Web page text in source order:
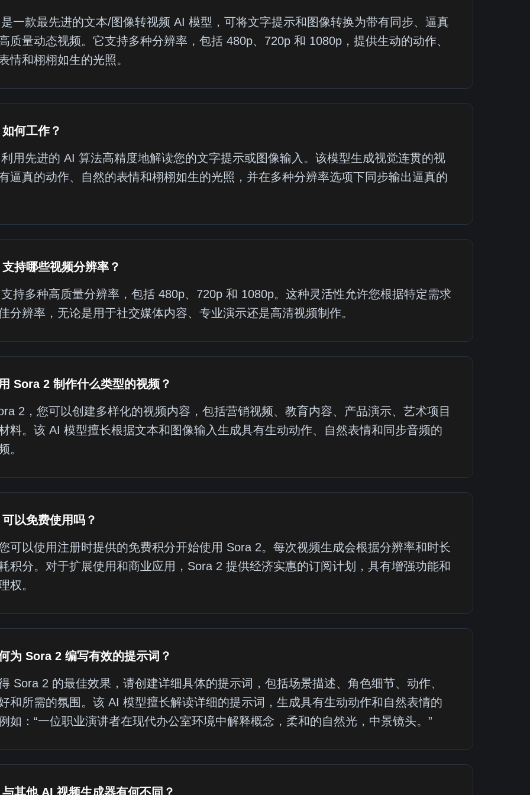
一款最先进的文本/图像转视频 AI 模型，可将文字提示和图像转换为带有同步、逼真
质量动态视频。它支持多种分辨率，包括 480p、720p 和 1080p，提供生动的动作、
情和栩栩如生的光照。
何工作？
用先进的 AI 算法高精度地解读您的文字提示或图像输入。该模型生成视觉连贯的视
逼真的动作、自然的表情和栩栩如生的光照，并在多种分辨率选项下同步输出逼真的
持哪些视频分辨率？
持多种高质量分辨率，包括 480p、720p 和 1080p。这种灵活性允许您根据特定需求
分辨率，无论是用于社交媒体内容、专业演示还是高清视频制作。
Sora 2 制作什么类型的视频？
2，您可以创建多样化的视频内容，包括营销视频、教育内容、产品演示、艺术项目
料。该 AI 模型擅长根据文本和图像输入生成具有生动动作、自然表情和同步音频的
。
以免费使用吗？
可以使用注册时提供的免费积分开始使用 Sora 2。每次视频生成会根据分辨率和时长
积分。对于扩展使用和商业应用，Sora 2 提供经济实惠的订阅计划，具有增强功能和
权。
为 Sora 2 编写有效的提示词？
Sora 2 的最佳效果，请创建详细具体的提示词，包括场景描述、角色细节、动作、
和所需的氛围。该 AI 模型擅长解读详细的提示词，生成具有生动动作和自然表情的
如：“一位职业演讲者在现代办公室环境中解释概念，柔和的自然光，中景镜头。”
其他 AI 视频生成器有何不同？